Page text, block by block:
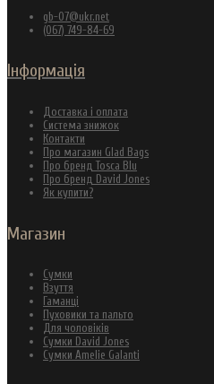
gb-07@ukr.net
(067) 749-84-69
Інформація
Доставка і оплата
Система знижок
Контакти
Про магазин Glad Bags
Про бренд Tosca Blu
Про бренд David Jones
Як купити?
Магазин
Сумки
Взуття
Гаманці
Пуховики та пальто
Для чоловіків
Сумки David Jones
Сумки Amelie Galanti